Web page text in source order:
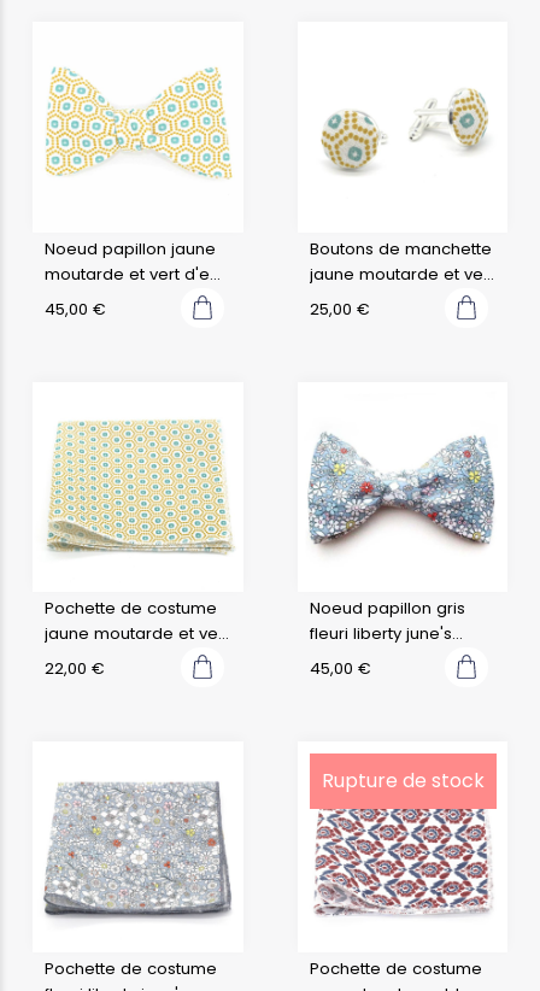
Noeud papillon jaune
moutarde et vert d'eau
japonais kobe
45,00 €
Boutons de manchette
jaune moutarde et vert
d'eau japonais kobe
25,00 €
Pochette de costume
jaune moutarde et vert
d'eau japonais kobe
22,00 €
Noeud papillon gris
fleuri liberty june's
meadow f
45,00 €
Pochette de costume
Rupture de stock
Pochette de costume